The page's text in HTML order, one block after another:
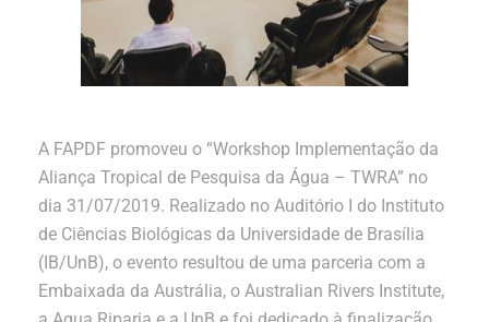
A FAPDF promoveu o “Workshop Implementação da
Aliança Tropical de Pesquisa da Água – TWRA” no
dia 31/07/2019. Realizado no Auditório I do Instituto
de Ciências Biológicas da Universidade de Brasília
(IB/UnB), o evento resultou de uma parceria com a
Embaixada da Austrália, o Australian Rivers Institute,